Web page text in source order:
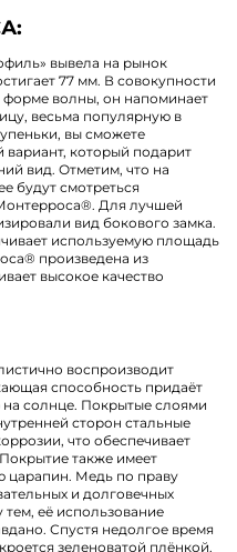
вывела на рынок
77 мм. В совокупности
волны, он напоминает
весьма популярную в
вы сможете
который подарит
вид. Отметим, что на
будут смотреться
®. Для лучшей
вид бокового замка.
используемую площадь
® произведена из
высокое качество
воспроизводит
способность придаёт
на солнце. Покрытые слоями
сторон стальные
что обеспечивает
также имеет
царапин. Медь по праву
и долговечных
её использование
Спустя недолгое время
зеленоватой плёнкой.